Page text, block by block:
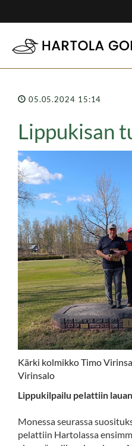
05.05.2024 15:14
Lippukisan
Kärki kolmikko Timo
Virinsalo
Lippukilpailu pelattiin
Monessa seurassa
pelattiin Hartolassa